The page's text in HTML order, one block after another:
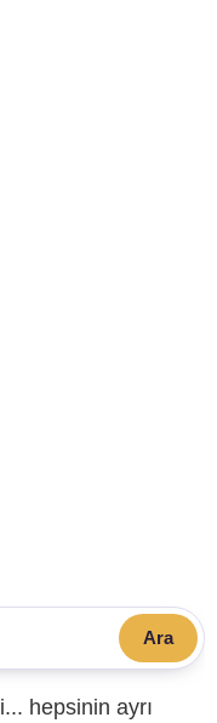
Ara
hepsinin ayrı